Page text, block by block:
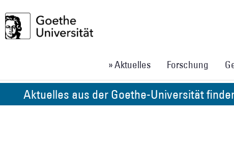
» Aktuelles Forschung
Aktuelles aus der Goethe-Universität